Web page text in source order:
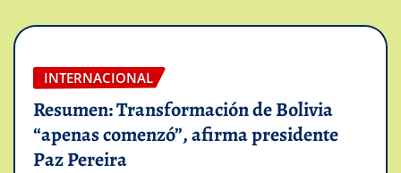
INTERNACIONAL
Resumen: Transformación de Bolivia
“apenas comenzó”, afirma presidente
Paz Pereira